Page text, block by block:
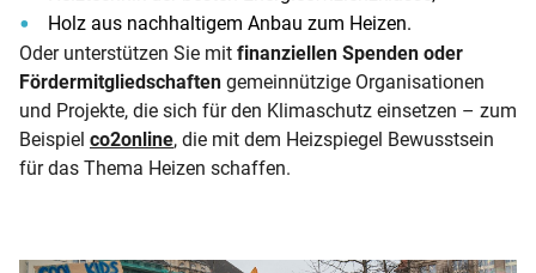
Holz aus nachhaltigem Anbau zum Heizen.
Oder unterstützen Sie mit finanziellen Spenden oder
Fördermitgliedschaften gemeinnützige Organisationen
und Projekte, die sich für den Klimaschutz einsetzen – zum
Beispiel co2online, die mit dem Heizspiegel Bewusstsein
für das Thema Heizen schaffen.